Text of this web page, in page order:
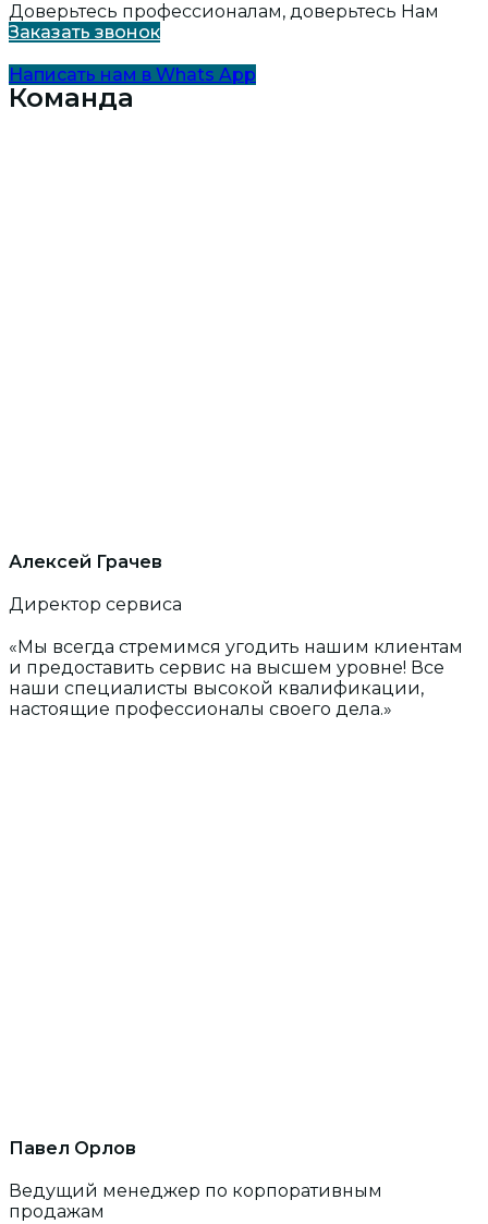
Доверьтесь профессионалам, доверьтесь Нам
Заказать звонок
Написать нам в Whats App
Команда
Алексей Грачев
Директор сервиса
«Мы всегда стремимся угодить нашим клиентам
и предоставить сервис на высшем уровне! Все
наши специалисты высокой квалификации,
настоящие профессионалы своего дела.»
Павел Орлов
Ведущий менеджер по корпоративным
продажам